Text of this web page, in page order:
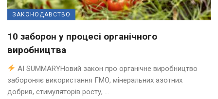
ЗАКОНОДАВСТВО
10 заборон у процесі органічного
виробництва
AI SUMMARYНовий закон про органічне виробництво
забороняє використання ГМО, мінеральних азотних
добрив, стимуляторів росту, ...